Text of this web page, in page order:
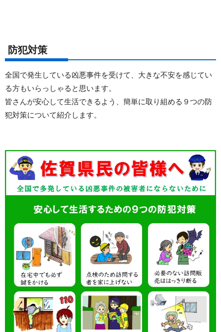
防犯対策
全国で発生している凶悪事件を受けて、大きな不安を感じてい
る方もいらっしゃると思います。
皆さんが安心して生活できるよう、簡単に取り組める９つの防
犯対策について紹介します。